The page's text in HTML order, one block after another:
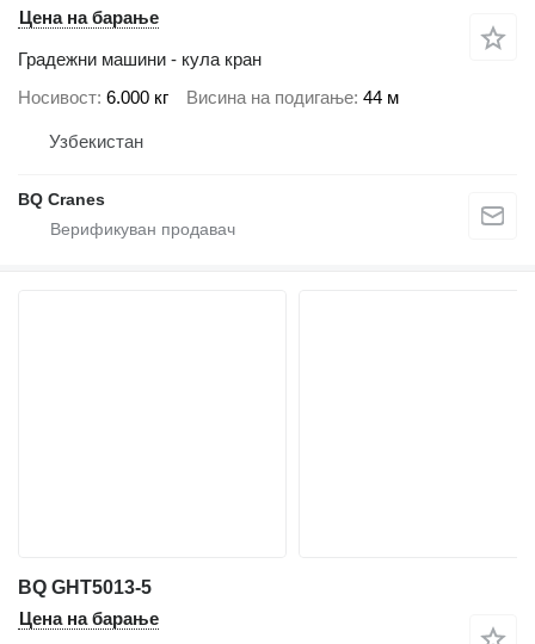
Цена на барање
Градежни машини - кула кран
Носивост 6.000 кг Висина на подигање 44 м
Узбекистан
BQ Cranes
BQ GHT5013-5
Цена на барање